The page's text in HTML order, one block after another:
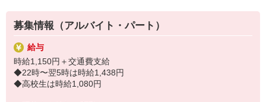
伝丸・威風・壱鵠堂・天下一。
色々な世代に喜んでいただける美味しいラーメンを一緒にお届け
しませんか？
募集情報（アルバイト・パート）
給与
時給1,150円＋交通費支給
◆22時〜翌5時は時給1,438円
◆高校生は時給1,080円